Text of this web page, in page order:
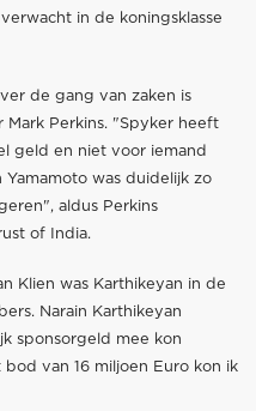
in de koningsklasse
de gang van zaken is
Mark Perkins. "Spyker heeft
geld en niet voor iemand
was duidelijk zo
aldus Perkins
of India.
Klien was Karthikeyan in de
Narain Karthikeyan
sponsorgeld mee kon
van 16 miljoen Euro kon ik